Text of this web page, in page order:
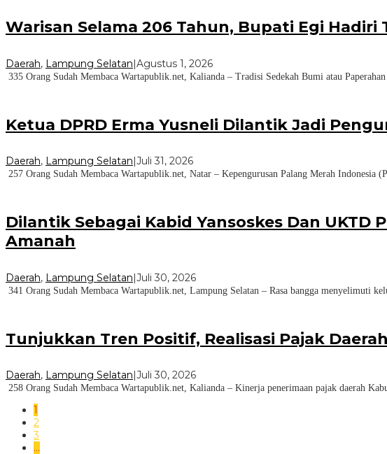
Warisan Selama 206 Tahun, Bupati Egi
Daerah, Lampung Selatan|Agustus 1, 2026
335 Orang Sudah Membaca Wartapublik.net, Kalianda – Tradisi Sedekah Bumi atau
Ketua DPRD Erma Yusneli Dilantik Jadi
Daerah, Lampung Selatan|Juli 31, 2026
257 Orang Sudah Membaca Wartapublik.net, Natar – Kepengurusan Palang Merah
Dilantik Sebagai Kabid Yansoskes Dan
Amanah
Daerah, Lampung Selatan|Juli 30, 2026
341 Orang Sudah Membaca Wartapublik.net, Lampung Selatan – Rasa bangga menyelimuti
Tunjukkan Tren Positif, Realisasi Pajak
Daerah, Lampung Selatan|Juli 30, 2026
258 Orang Sudah Membaca Wartapublik.net, Kalianda – Kinerja penerimaan pajak daerah
1
2
3
…